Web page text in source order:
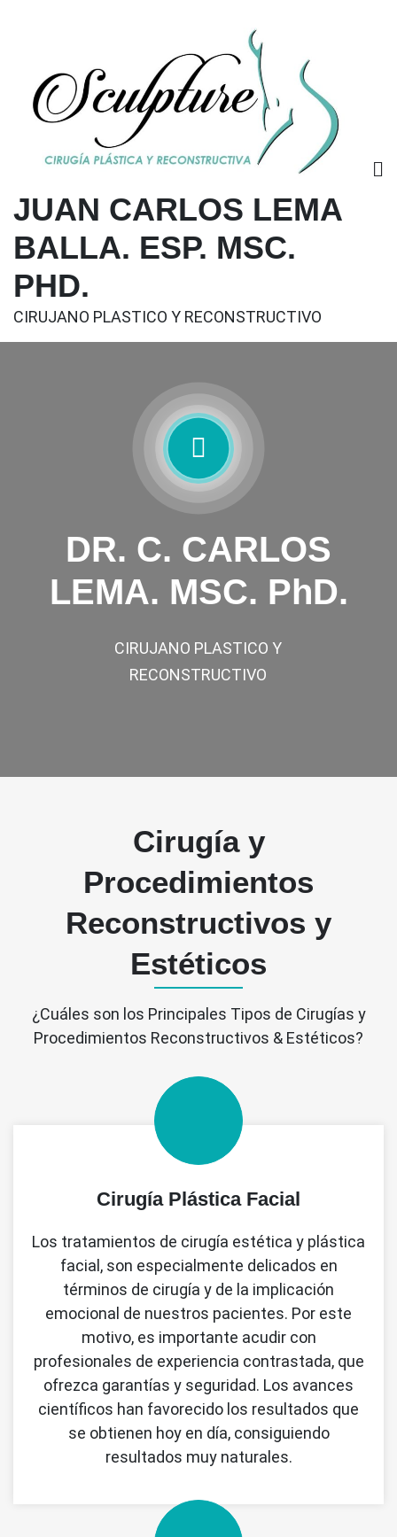
JUAN CARLOS LEMA
BALLA. ESP. MSC.
PHD.
CIRUJANO PLASTICO Y RECONSTRUCTIVO
DR. C. CARLOS
LEMA. MSC. PhD.
CIRUJANO PLASTICO Y
RECONSTRUCTIVO
Cirugía y
Procedimientos
Reconstructivos y
Estéticos
¿Cuáles son los Principales Tipos de Cirugías y
Procedimientos Reconstructivos & Estéticos?
Cirugía Plástica Facial
Los tratamientos de cirugía estética y plástica
facial, son especialmente delicados en
términos de cirugía y de la implicación
emocional de nuestros pacientes. Por este
motivo, es importante acudir con
profesionales de experiencia contrastada, que
ofrezca garantías y seguridad. Los avances
científicos han favorecido los resultados que
se obtienen hoy en día, consiguiendo
resultados muy naturales.